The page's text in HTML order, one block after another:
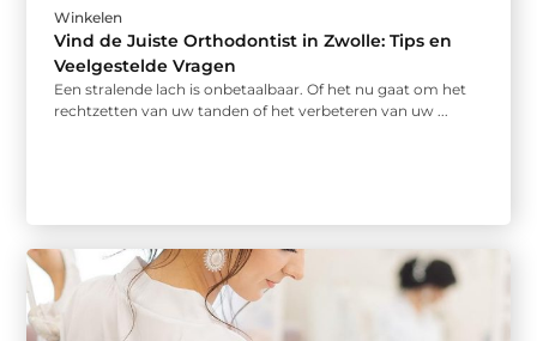
Winkelen
Vind de Juiste Orthodontist in Zwolle: Tips en
Veelgestelde Vragen
Een stralende lach is onbetaalbaar. Of het nu gaat om het
rechtzetten van uw tanden of het verbeteren van uw ...